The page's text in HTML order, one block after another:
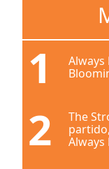
1
2
The
Always